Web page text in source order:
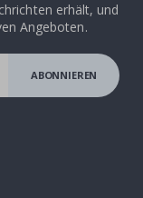
erhält, und
Angeboten.
ABONNIEREN